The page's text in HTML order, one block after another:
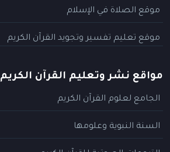
موقع الصلاة في الإسلام
موقع تعليم تفسير وتجويد القرآن الكريم
مواقع نشر وتعليم القرآن الكريم
الجامع لعلوم القرآن الكريم
السنة النبوية وعلومها